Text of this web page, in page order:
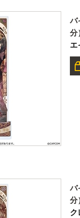
バ
分
エ
バ
分
ク